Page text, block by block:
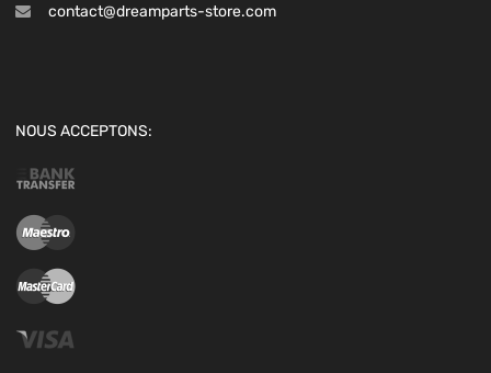
contact@dreamparts-store.com
NOUS ACCEPTONS: